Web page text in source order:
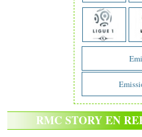
RMC STORY EN